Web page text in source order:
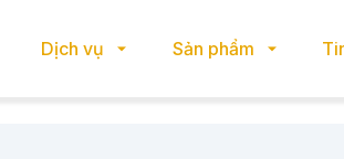
Dịch vụ Sản phẩm